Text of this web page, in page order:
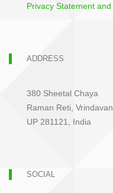
Privacy Statement
ADDRESS
380 Sheetal Chaya
Raman Reti, Vrindavan
UP 281121, India
SOCIAL